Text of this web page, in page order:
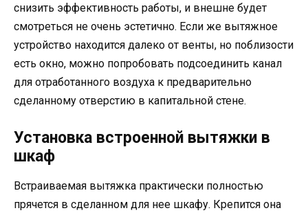
снизить эффективность работы, и внешне будет
смотреться не очень эстетично. Если же вытяжное
устройство находится далеко от венты, но поблизости
есть окно, можно попробовать подсоединить канал
для отработанного воздуха к предварительно
сделанному отверстию в капитальной стене.
Установка встроенной вытяжки в
шкаф
Встраиваемая вытяжка практически полностью
прячется в сделанном для нее шкафу. Крепится она